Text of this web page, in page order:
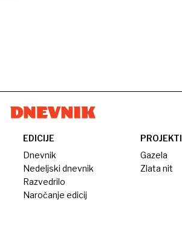
EDICIJE
Dnevnik
Nedeljski dnevnik
Razvedrilo
Naročanje edicij
PROJEKTI
Gazela
Zlata nit